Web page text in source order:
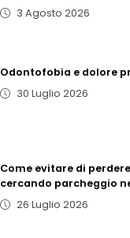
3 Agosto 2026
Odontofobia e dolore
30 Luglio 2026
Come evitare di
cercando parcheggio
26 Luglio 2026